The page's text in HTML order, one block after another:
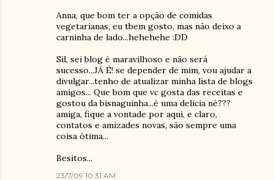
Anna, que bom ter a opção de comidas
vegetarianas, eu tbem gosto, mas não deixo a
carninha de lado...hehehehe :DD
Sil, sei blog é maravilhoso e não será
sucesso...JÁ É! se depender de mim, vou ajudar a
divulgar...tenho de atualizar minha lista de blogs
amigos... Que bom que vc gosta das receitas e
gostou da bisnaguinha...é uma delicia né???
amiga, fique a vontade por aqui, e claro,
contatos e amizades novas, são sempre uma
coisa ótima...
Besitos...
23/7/09 10:31 AM